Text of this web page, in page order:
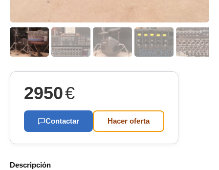
2950€
Contactar Hacer oferta
Descripción